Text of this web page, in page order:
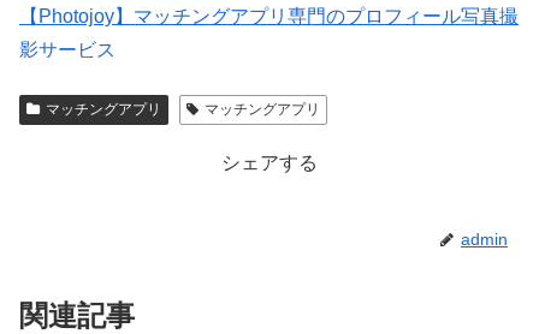
【Photojoy】マッチングアプリ専門のプロフィール写真撮
影サービス
会員数は国内最大級の180万人を突破！【paters】
マッチングアプリ マッチングアプリ
シェアする
admin
関連記事